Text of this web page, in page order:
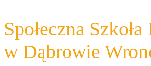
Społeczna
w Dąbrowie